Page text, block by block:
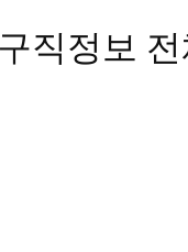
직정보